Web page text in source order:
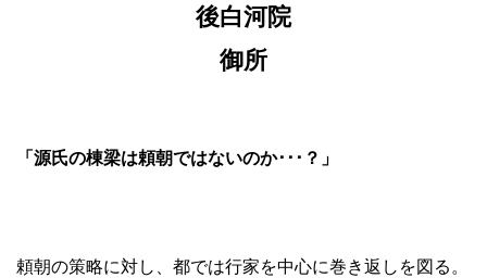
後白河院
御所
「源氏の棟梁は頼朝ではないのか･･･？」
頼朝の策略に対し、都では行家を中心に巻き返しを図る。